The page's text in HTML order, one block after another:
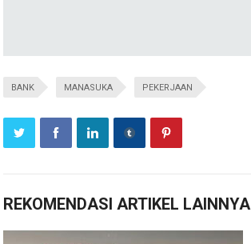
BANK MANASUKA PEKERJAAN
REKOMENDASI ARTIKEL LAINNYA